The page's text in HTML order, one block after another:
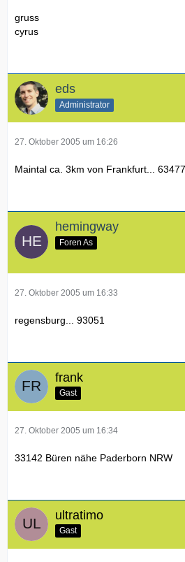
gruss
cyrus
eds
Administrator
27. Oktober 2005 um 16:26
Maintal ca. 3km von Frankfurt... 63477
hemingway
Foren As
27. Oktober 2005 um 16:33
regensburg... 93051
frank
Gast
27. Oktober 2005 um 16:34
33142 Büren nähe Paderborn NRW
ultratimo
Gast